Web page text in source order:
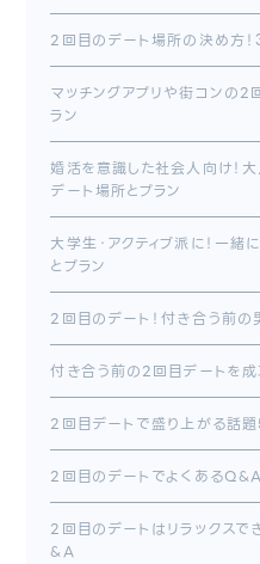
2回目のデート場所の決め方！
マッチングアプリや街コンの2
ラン
婚活を意識した社会人向け！
デート場所とプラン
大学生・アクティブ派に！一
とプラン
2回目のデート！付き合う前
付き合う前の2回目デートを
2回目デートで盛り上がる話
2回目のデートでよくあるQ&A
2回目のデートはリラックスで
&A